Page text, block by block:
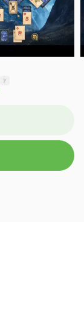
?